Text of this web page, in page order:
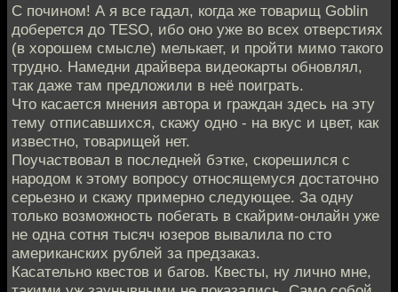
С почином! А я все гадал, когда же товарищ Goblin
доберется до TESO, ибо оно уже во всех отверстиях
(в хорошем смысле) мелькает, и пройти мимо такого
трудно. Намедни драйвера видеокарты обновлял,
так даже там предложили в неё поиграть.
Что касается мнения автора и граждан здесь на эту
тему отписавшихся, скажу одно - на вкус и цвет, как
известно, товарищей нет.
Поучаствовал в последней бэтке, скорешился с
народом к этому вопросу относящемуся достаточно
серьезно и скажу примерно следующее. За одну
только возможность побегать в скайрим-онлайн уже
не одна сотня тысяч юзеров вывалила по сто
американских рублей за предзаказ.
Касательно квестов и багов. Квесты, ну лично мне,